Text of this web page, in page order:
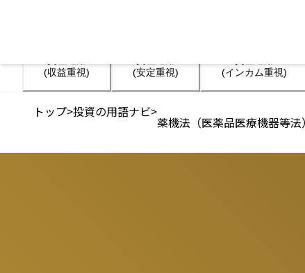
(収益重視)
(安定重視)
(インカム重視)
トップ>投資の用語ナビ>
薬機法（医薬品医療機器等法）